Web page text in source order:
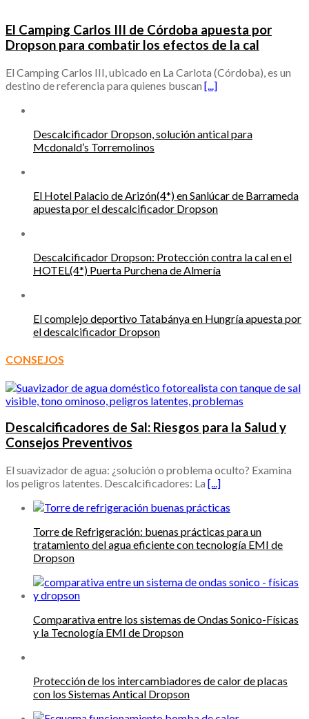
El Camping Carlos III de Córdoba apuesta por
Dropson para combatir los efectos de la cal
El Camping Carlos III, ubicado en La Carlota (Córdoba), es un
destino de referencia para quienes buscan [...]
Descalcificador Dropson, solución antical para
Mcdonald’s Torremolinos
El Hotel Palacio de Arizón(4*) en Sanlúcar de Barrameda
apuesta por el descalcificador Dropson
Descalcificador Dropson: Protección contra la cal en el
HOTEL(4*) Puerta Purchena de Almería
El complejo deportivo Tatabánya en Hungría apuesta por
el descalcificador Dropson
CONSEJOS
Descalcificadores de Sal: Riesgos para la Salud y
Consejos Preventivos
El suavizador de agua: ¿solución o problema oculto? Examina
los peligros latentes. Descalcificadores: La [...]
Torre de Refrigeración: buenas prácticas para un
tratamiento del agua eficiente con tecnología EMI de
Dropson
Comparativa entre los sistemas de Ondas Sonico-Físicas
y la Tecnología EMI de Dropson
Protección de los intercambiadores de calor de placas
con los Sistemas Antical Dropson